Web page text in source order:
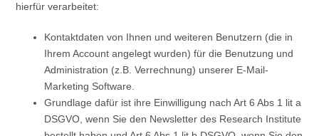
hierfür verarbeitet:
Kontaktdaten von Ihnen und weiteren Benutzern (die in
Ihrem Account angelegt wurden) für die Benutzung und
Administration (z.B. Verrechnung) unserer E-Mail-
Marketing Software.
Grundlage dafür ist ihre Einwilligung nach Art 6 Abs 1 lit a
DSGVO, wenn Sie den Newsletter des Research Institute